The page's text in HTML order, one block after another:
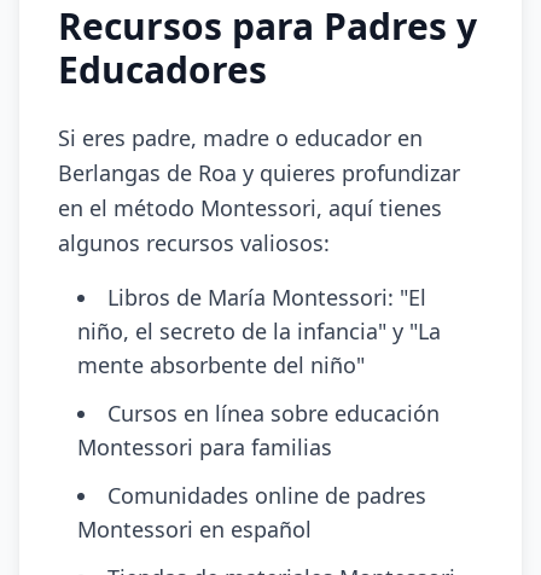
Recursos para Padres y
Educadores
Si eres padre, madre o educador en
Berlangas de Roa y quieres profundizar
en el método Montessori, aquí tienes
algunos recursos valiosos:
Libros de María Montessori: "El
niño, el secreto de la infancia" y "La
mente absorbente del niño"
Cursos en línea sobre educación
Montessori para familias
Comunidades online de padres
Montessori en español